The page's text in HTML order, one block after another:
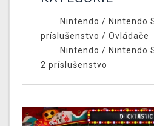
Nintendo / Nintendo
príslušenstvo / Ovládače
Nintendo / Nintendo
2 príslušenstvo